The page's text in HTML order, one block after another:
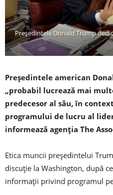
Preşedintele Donald Trump
Preşedintele american
„probabil lucrează mai
predecesor al său, în
programului de lucru al
informează agenţia The
Etica muncii preşedintelui
discuţie la Washington, după
informaţii privind programul